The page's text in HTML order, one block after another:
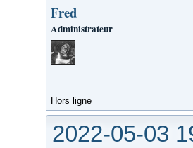
Fred
Administrateur
Hors ligne
2022-05-03